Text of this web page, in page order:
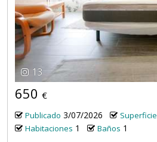
13
650 €
Publicado 3/07/2026 Superficie
Habitaciones 1 Baños 1